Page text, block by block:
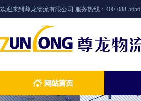
欢迎来到尊龙物流有限公司 服务热线：400-088-5656